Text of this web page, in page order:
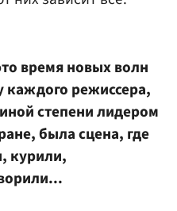
время новых волн
каждого режиссера,
степени лидером
была сцена, где
курили,